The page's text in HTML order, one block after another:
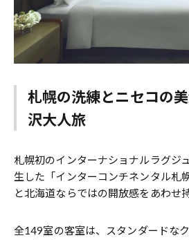
札幌の洗練とニセコの
沢大人旅
札幌初のインターナショナルラグジ
生した「インターコンチネンタル札
と北海道ならではの開放感をあわせ持
全149室の客室は、スタンダードな